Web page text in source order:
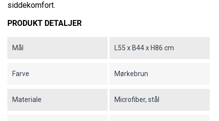
siddekomfort.
PRODUKT DETALJER
Mål L55 x B44 x H86 cm
Farve Mørkebrun
Materiale Microfiber, stål